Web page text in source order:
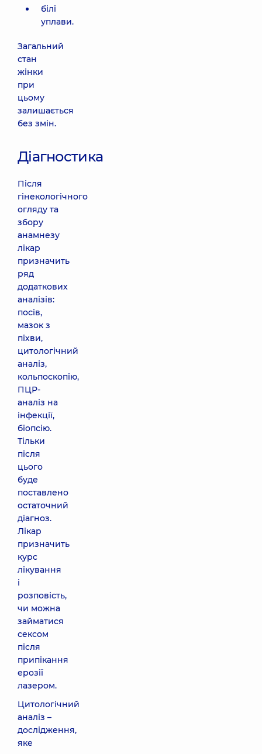
білі
уплави.
Загальний
стан
жінки
при
цьому
залишається
без змін.
Діагностика
Після
гінекологічного
огляду та
збору
анамнезу
лікар
призначить
ряд
додаткових
аналізів:
посів,
мазок з
піхви,
цитологічний
аналіз,
кольпоскопію,
ПЦР-
аналіз на
інфекції,
біопсію.
Тільки
після
цього
буде
поставлено
остаточний
діагноз.
Лікар
призначить
курс
лікування
і
розповість,
чи можна
займатися
сексом
після
припікання
ерозії
лазером.
Цитологічний
аналіз –
дослідження,
яке